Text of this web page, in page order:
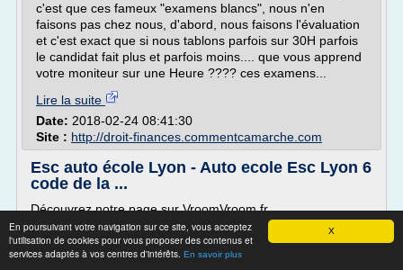
X
En poursuivant votre navigation sur ce site, vous acceptez
l'utilisation de cookies pour vous proposer des contenus et
services adaptés à vos centres d'intérêts. En savoir plus
c'est que ces fameux "examens blancs", nous n'en
faisons pas chez nous, d'abord, nous faisons l'évaluation
et c'est exact que si nous tablons parfois sur 30H parfois
le candidat fait plus et parfois moins.... que vous apprend
votre moniteur sur une Heure ???? ces examens...
Lire la suite
Date: 2018-02-24 08:41:30
Site : http://droit-finances.commentcamarche.com
Esc auto école Lyon - Auto ecole Esc Lyon 6
code de la ...
Découvrez notre page sur VroomVroom.fr
Auto-école recommandée si vous voulez réussir votre
permis 28/12/2016